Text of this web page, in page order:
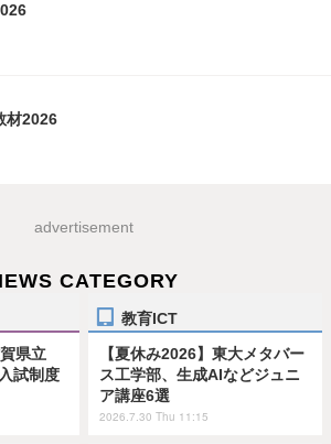
材2026
advertisement
CATEGORY
県立
試制度
教育ICT
【夏休み2026】東大メタバー
ス工学部、生成AIなどジュニ
ア講座6選
2026.7.30 Thu 11:15